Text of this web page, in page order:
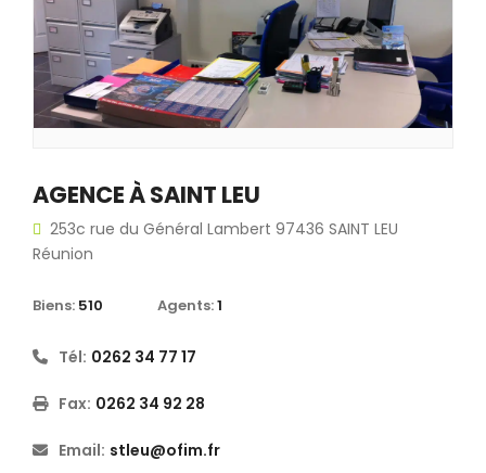
AGENCE À SAINT LEU
253c rue du Général Lambert 97436 SAINT LEU
Réunion
Biens: 510 Agents:1
Tél: 0262 34 77 17
Fax: 0262 34 92 28
Email: stleu@ofim.fr